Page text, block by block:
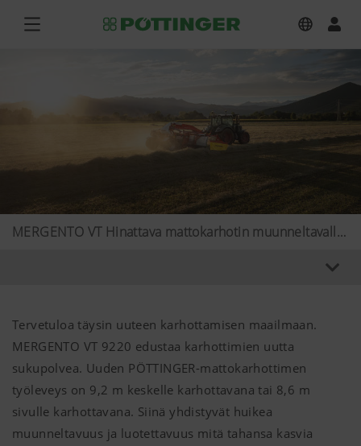
MERGENTO VT Hinattava mattokarhotin muunneltavalla karhon sijoittelulla
Tervetuloa täysin uuteen karhottamisen maailmaan.
MERGENTO VT 9220 edustaa karhottimien uutta
sukupolvea. Uuden PÖTTINGER-mattokarhottimen
työleveys on 9,2 m keskelle karhottavana tai 8,6 m
sivulle karhottavana. Siinä yhdistyvät huikea
muunneltavuus ja luotettavuus mitä tahansa kasvia